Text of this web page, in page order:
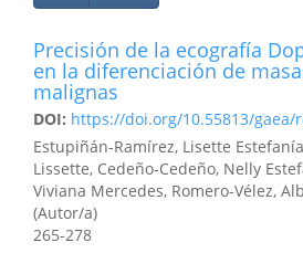
Precisión de la ecografía
en la diferenciación de
malignas
DOI: https://doi.org/10.55813/gaea/
Estupiñán-Ramírez, Lisette
Lissette, Cedeño-Cedeño, Nelly
Viviana Mercedes, Romero-Vélez,
(Autor/a)
265-278